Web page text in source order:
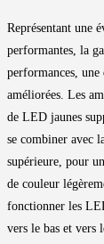
Représentant une
performantes, la
performances,
améliorées. Les
de LED jaunes
se combiner avec
supérieure, pour
de couleur
fonctionner les
vers le bas et vers